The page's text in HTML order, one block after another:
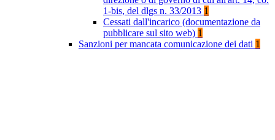
1-bis, del dlgs n. 33/2013 1
Cessati dall'incarico (documentazione da
pubblicare sul sito web) 1
Sanzioni per mancata comunicazione dei dati 1